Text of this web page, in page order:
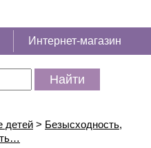
Интернет-магазин
Найти
детей > Безысходность,